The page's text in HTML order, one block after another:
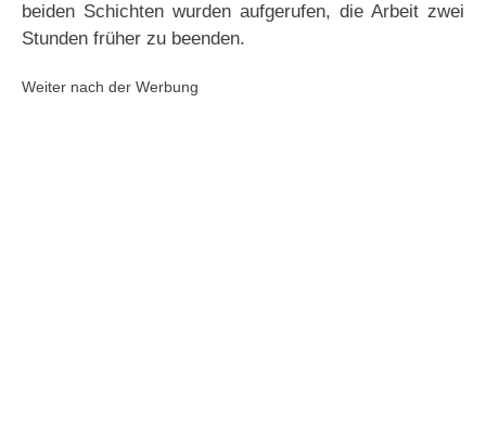
beiden Schichten wurden aufgerufen, die Arbeit zwei
Stunden früher zu beenden.
Weiter nach der Werbung